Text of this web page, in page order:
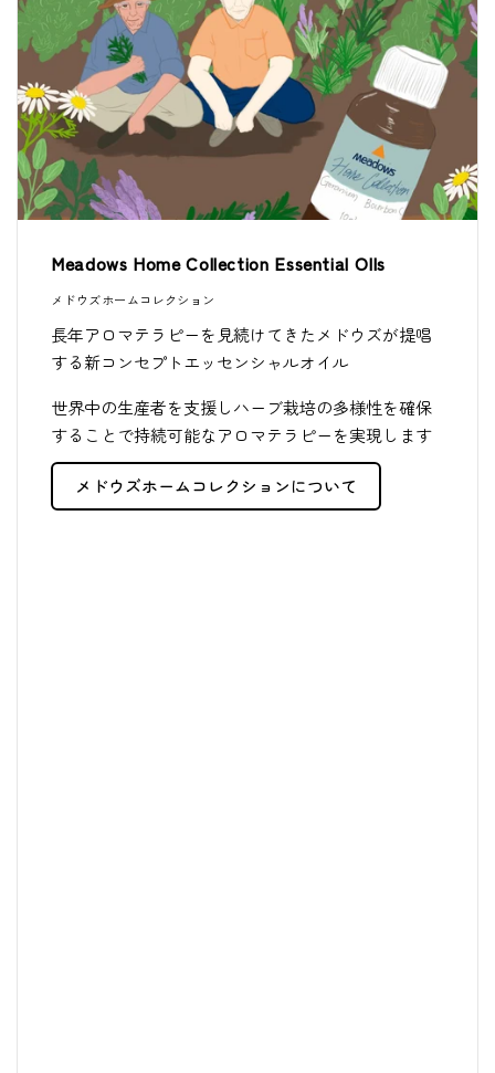
Meadows Home Collection Essential OIls
メドウズホームコレクション
長年アロマテラピーを見続けてきたメドウズが提唱
する新コンセプトエッセンシャルオイル
世界中の生産者を支援しハーブ栽培の多様性を確保
することで持続可能なアロマテラピーを実現します
メドウズホームコレクションについて